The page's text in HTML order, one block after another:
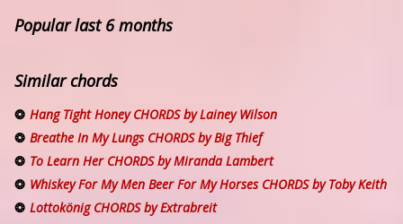
Popular last 6 months
Similar chords
Hang Tight Honey CHORDS by Lainey Wilson
Breathe In My Lungs CHORDS by Big Thief
To Learn Her CHORDS by Miranda Lambert
Whiskey For My Men Beer For My Horses CHORDS by Toby Keith
Lottokönig CHORDS by Extrabreit